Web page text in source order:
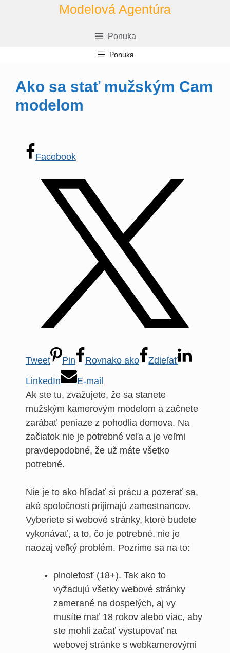
Modelová Agentúra
Ponuka
Ponuka
Ako sa stať mužským Cam
modelom
Facebook
Tweet Pin Rovnako ako
Zdieľať
LinkedIn
E-mail
Ak ste tu, zvažujete, že sa stanete
mužským kamerovým modelom a začnete
zarábať peniaze z pohodlia domova. Na
začiatok nie je potrebné veľa a je veľmi
pravdepodobné, že už máte všetko
potrebné.
Nie je to ako hľadať si prácu a pozerať sa,
aké spoločnosti prijímajú zamestnancov.
Vyberiete si webové stránky, ktoré budete
vykonávať, a to, čo je potrebné, nie je
naozaj veľký problém. Pozrime sa na to:
plnoletosť (18+). Tak ako to
vyžadujú všetky webové stránky
zamerané na dospelých, aj vy
musíte mať 18 rokov alebo viac, aby
ste mohli začať vystupovať na
webovej stránke s webkamerovými